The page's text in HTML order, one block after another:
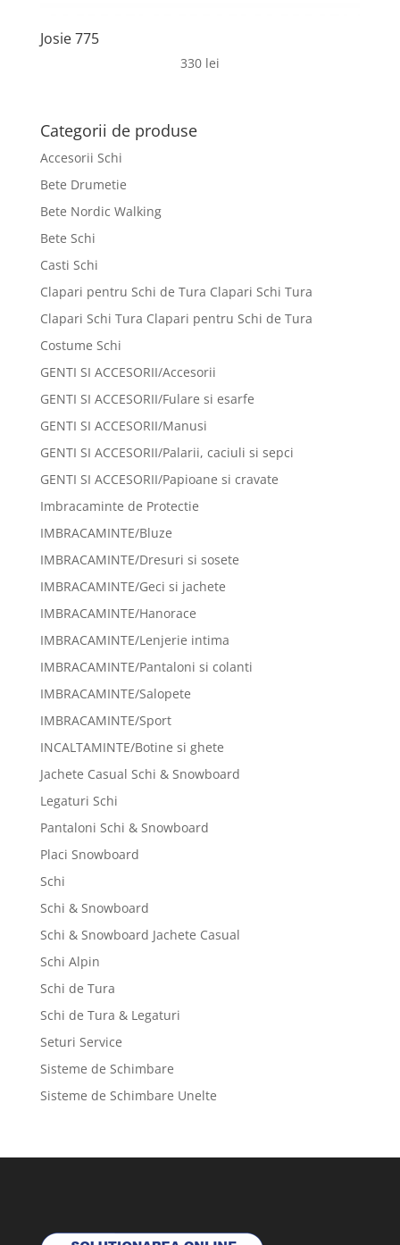
Josie 775
330 lei
Categorii de produse
Accesorii Schi
Bete Drumetie
Bete Nordic Walking
Bete Schi
Casti Schi
Clapari pentru Schi de Tura Clapari Schi Tura
Clapari Schi Tura Clapari pentru Schi de Tura
Costume Schi
GENTI SI ACCESORII/Accesorii
GENTI SI ACCESORII/Fulare si esarfe
GENTI SI ACCESORII/Manusi
GENTI SI ACCESORII/Palarii, caciuli si sepci
GENTI SI ACCESORII/Papioane si cravate
Imbracaminte de Protectie
IMBRACAMINTE/Bluze
IMBRACAMINTE/Dresuri si sosete
IMBRACAMINTE/Geci si jachete
IMBRACAMINTE/Hanorace
IMBRACAMINTE/Lenjerie intima
IMBRACAMINTE/Pantaloni si colanti
IMBRACAMINTE/Salopete
IMBRACAMINTE/Sport
INCALTAMINTE/Botine si ghete
Jachete Casual Schi & Snowboard
Legaturi Schi
Pantaloni Schi & Snowboard
Placi Snowboard
Schi
Schi & Snowboard
Schi & Snowboard Jachete Casual
Schi Alpin
Schi de Tura
Schi de Tura & Legaturi
Seturi Service
Sisteme de Schimbare
Sisteme de Schimbare Unelte